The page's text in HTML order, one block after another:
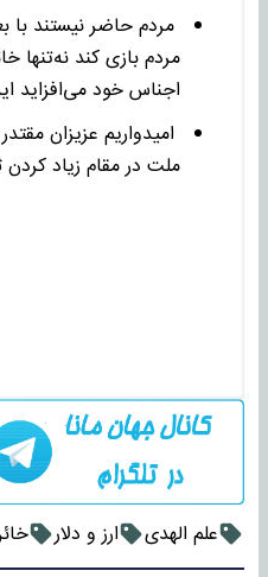
مردم حاضر نیستند با
مردم بازی کند نه‌تنها
اجناس خود
امیدواریم عزیزان
ملت در مقام زیاد کردن
علم الهدی ارز و دلار